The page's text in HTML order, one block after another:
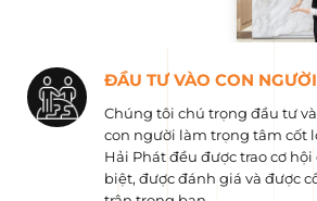
ĐẦU TƯ VÀO CON NGƯỜI
Chúng tôi chú trọng đầu tư
con người làm trọng tâm cốt
Hải Phát đều được trao cơ hội
biệt, được đánh giá và được